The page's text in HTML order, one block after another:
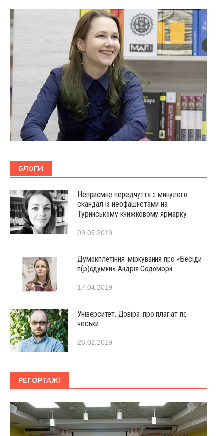
БЛОГИ
Неприємне передчуття з минулого:
скандал із неофашистами на
Туринському книжковому ярмарку
09.05.2019
Думокплетіння: міркування про «Бесіди
п(р)одумки» Андрія Содомори
17.04.2019
Університет. Довіра: про плагіат по-
чеськи
26.02.2019
РЕПОРТАЖІ